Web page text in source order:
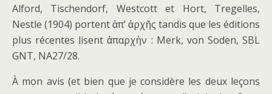
Alford, Tischendorf, Westcott et Hort, Tregelles,
Nestle (1904) portent ἀπ’ ἀρχῆς tandis que les éditions
plus récentes lisent ἀπαρχὴν : Merk, von Soden, SBL
GNT, NA27/28.
À mon avis (et bien que je considère les deux leçons